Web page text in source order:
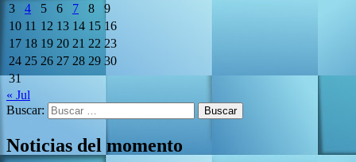
3
4 5 6 7 8
9
10 11 12 13 14 15 16
17 18 19 20 21 22 23
24 25 26 27 28 29 30
31
« Jul
Buscar:
Noticias del momento